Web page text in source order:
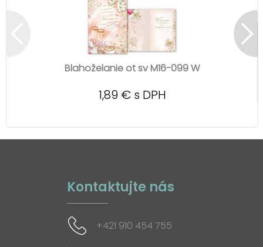
Blahoželanie ot sv M16-099 W
1,89 € s DPH
Kontaktujte nás
+421 910 454 755